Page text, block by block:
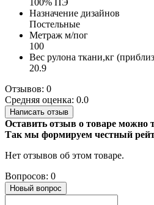
100% ПЭ
Назначение дизайнов
Постельные
Метраж м/пог
100
Вес рулона ткани,кг
20.9
Отзывов: 0
Средняя оценка: 0.0
Написать отзыв
Оставить отзыв о товаре можно
Так мы формируем честный
Нет отзывов об этом товаре.
Вопросов: 0
Новый вопрос